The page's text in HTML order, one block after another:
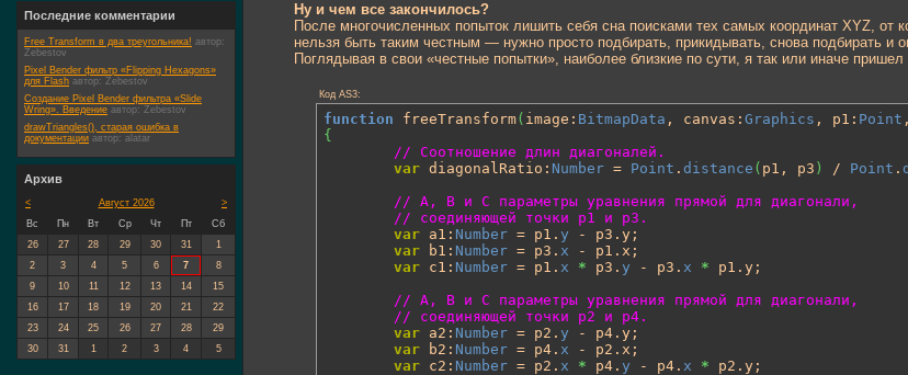
Ну и чем все закончилось?
После многочисленных попыток лишить себя сна поисками тех самых координат XYZ,
нельзя быть таким честным — нужно просто подбирать, прикидывать, снова подбирать
Поглядывая в свои «честные попытки», наиболее близкие по сути, я так или иначе
Код AS3:
function freeTransform( image: BitmapData , canvas: Graphics , p1: Point
{
// Соотношение длин диагоналей.
var diagonalRatio: Number = Point . distance ( p1, p3 ) / Point .
// A, B и C параметры уравнения прямой для диагонали,
// соединяющей точки p1 и p3.
var a1: Number = p1. y - p3.y;
var b1: Number = p3. x - p1.x;
var c1: Number = p1. x * p3. y - p3. x * p1.y;
// A, B и C параметры уравнения прямой для диагонали,
// соединяющей точки p2 и p4.
var a2: Number = p2. y - p4.y;
var b2: Number = p4. x - p2.x;
var c2: Number = p2. x * p4. y - p4. x * p2.y;
Последние комментарии
Free Transform в два треугольника! автор:
Zebestov
Pixel Bender фильтр «Flipping Hexagons»
для Flash автор: Zebestov
Создание Pixel Bender фильтра «Slide
Wring». Введение автор: Zebestov
drawTriangles(), старая ошибка в
документации автор: alatar
Архив
< >
Август 2026
Вс
Пн Вт Ср Чт Пт
Сб
26
27 28 29 30 31
1
2
3 4 5 6 7
8
9
10 11 12 13 14
15
16
17 18 19 20 21
22
23
24 25 26 27 28
29
30
31 1 2 3 4 5